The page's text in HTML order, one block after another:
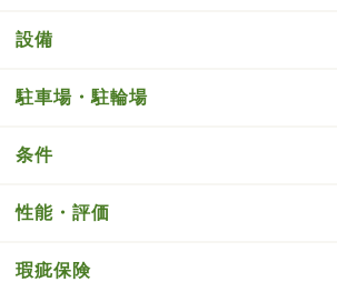
設備
駐車場・駐輪場
条件
性能・評価
瑕疵保険